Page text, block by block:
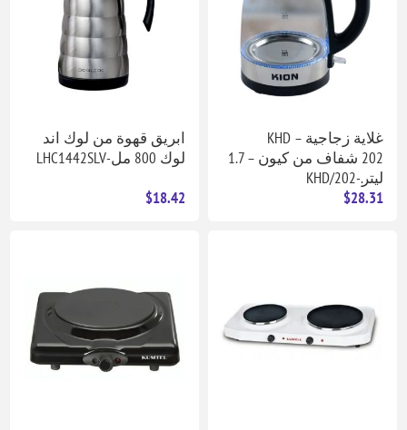
غلاية زجاجية – KHD
202 شفاف من كيون – 1.7
ليتر.-KHD/202
$28.31
ابريق قهوة من لوك اند
لوك 800 مل-LHC1442SLV
$18.42